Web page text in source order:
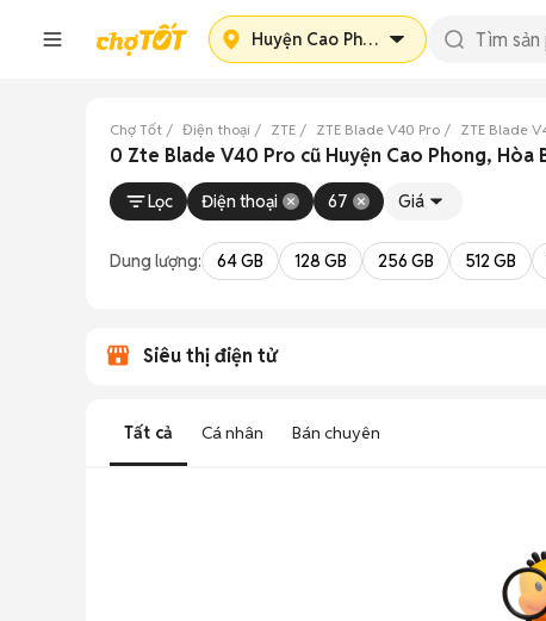
Huyện Cao Phong
Chợ Tốt Điện thoại ZTE ZTE Blade V40 Pro ZTE Blade
0 Zte Blade V40 Pro cũ Huyện Cao Phong, Hòa
Lọc Điện thoại 67 Giá
Dung lượng: 64 GB 128 GB 256 GB 512 GB
Siêu thị điện tử
Tất cả Cá nhân Bán chuyên